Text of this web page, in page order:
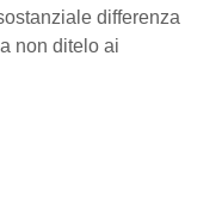
differenza
non ditelo ai